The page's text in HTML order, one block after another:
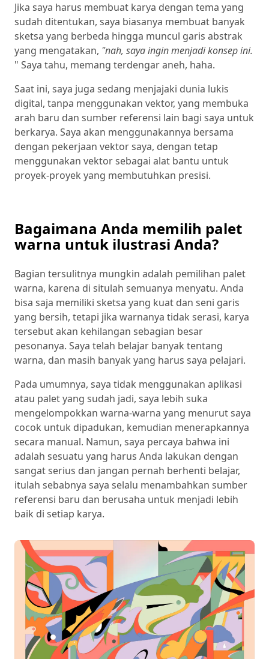
Jika saya harus membuat karya dengan tema yang
sudah ditentukan, saya biasanya membuat banyak
sketsa yang berbeda hingga muncul garis abstrak
yang mengatakan, "nah, saya ingin menjadi konsep ini.
" Saya tahu, memang terdengar aneh, haha.
Saat ini, saya juga sedang menjajaki dunia lukis
digital, tanpa menggunakan vektor, yang membuka
arah baru dan sumber referensi lain bagi saya untuk
berkarya. Saya akan menggunakannya bersama
dengan pekerjaan vektor saya, dengan tetap
menggunakan vektor sebagai alat bantu untuk
proyek-proyek yang membutuhkan presisi.
Bagaimana Anda memilih palet
warna untuk ilustrasi Anda?
Bagian tersulitnya mungkin adalah pemilihan palet
warna, karena di situlah semuanya menyatu. Anda
bisa saja memiliki sketsa yang kuat dan seni garis
yang bersih, tetapi jika warnanya tidak serasi, karya
tersebut akan kehilangan sebagian besar
pesonanya. Saya telah belajar banyak tentang
warna, dan masih banyak yang harus saya pelajari.
Pada umumnya, saya tidak menggunakan aplikasi
atau palet yang sudah jadi, saya lebih suka
mengelompokkan warna-warna yang menurut saya
cocok untuk dipadukan, kemudian menerapkannya
secara manual. Namun, saya percaya bahwa ini
adalah sesuatu yang harus Anda lakukan dengan
sangat serius dan jangan pernah berhenti belajar,
itulah sebabnya saya selalu menambahkan sumber
referensi baru dan berusaha untuk menjadi lebih
baik di setiap karya.